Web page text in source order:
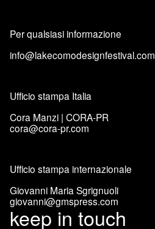
Per qualsiasi informazione
info@lakecomodesignfestival.com
Ufficio stampa Italia
Cora Manzi | CORA-PR
cora@cora-pr.com
Ufficio stampa internazionale
Giovanni Maria Sgrignuoli
giovanni@gmspress.com
keep in touch